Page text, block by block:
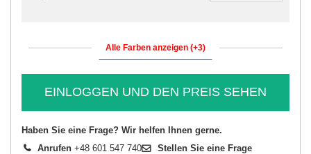
Alle Farben anzeigen (+3)
EINLOGGEN UND DEN PREIS SEHEN
Haben Sie eine Frage? Wir helfen Ihnen gerne.
Anrufen +48 601 547 740 Stellen Sie eine Frage